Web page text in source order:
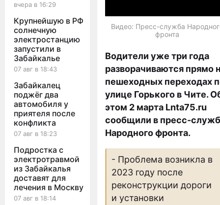
вчера в 16:29
Крупнейшую в РФ
солнечную
электростанцию
запустили в
Забайкалье
07 авг в 18:43
Забайкалец
поджёг два
автомобиля у
приятеля после
конфликта
07 авг в 18:23
Подростка с
электротравмой
из Забайкалья
доставят для
лечения в Москву
07 авг в 18:14
Видео: Пресс-служба
фронта
Водители уже три года
разворачиваются прямо
пешеходных переходах
улице Горького в Чите.
этом 2 марта Lnta75.ru
сообщили в пресс-
Народного фронта.
- Проблема возникла в
2023 году после
реконструкции дороги
и установки